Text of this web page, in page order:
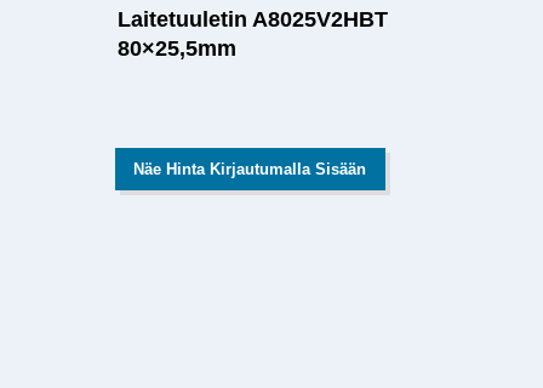
Laitetuuletin A8025V2HBT
80×25,5mm
Näe Hinta Kirjautumalla Sisään